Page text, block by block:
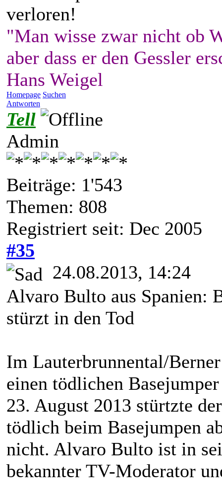
verloren!
"Man wisse zwar nicht ob
aber dass er den Gessler
Hans Weigel
Homepage Suchen
Antworten
Tell
Admin
Beiträge: 1'543
Themen: 808
Registriert seit: Dec 2005
#35
24.08.2013, 14:24
Alvaro Bulto aus Spanien:
stürzt in den Tod
Im Lauterbrunnental/
einen tödlichen
23. August 2013 stürtzte
tödlich beim Basejumpen
nicht. Alvaro Bulto ist in
bekannter TV-Moderator